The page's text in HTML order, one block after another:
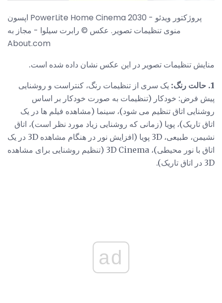
اپسون PowerLite Home Cinema 2030 پروژکتور ویدئو -
منوی تنظیمات تصویر. عکس © رابرت سیلوا - مجاز به
About.com
منایش تنظیمات تصویر در این عکس نشان داده شده است.
1. حالت رنگ:
یک سری از تنظیمات رنگ، کنتراست و روشنایی
پیش فرض: خودکار (تنظیمات به صورت خودکار بر اساس
روشنایی اتاق تنظیم می شود)، سینما (مشاهده فیلم ها در یک
اتاق تاریک)، پویا (زمانی که روشنایی زیاد مورد نظر است)، اتاق
نشیمن، طبیعی، 3D پویا (افزایش نور در هنگام مشاهده 3D در یک
اتاق با نور محیطی)، 3D Cinema (تنظیم روشنایی برای مشاهده
3D در اتاق تاریک).
ad